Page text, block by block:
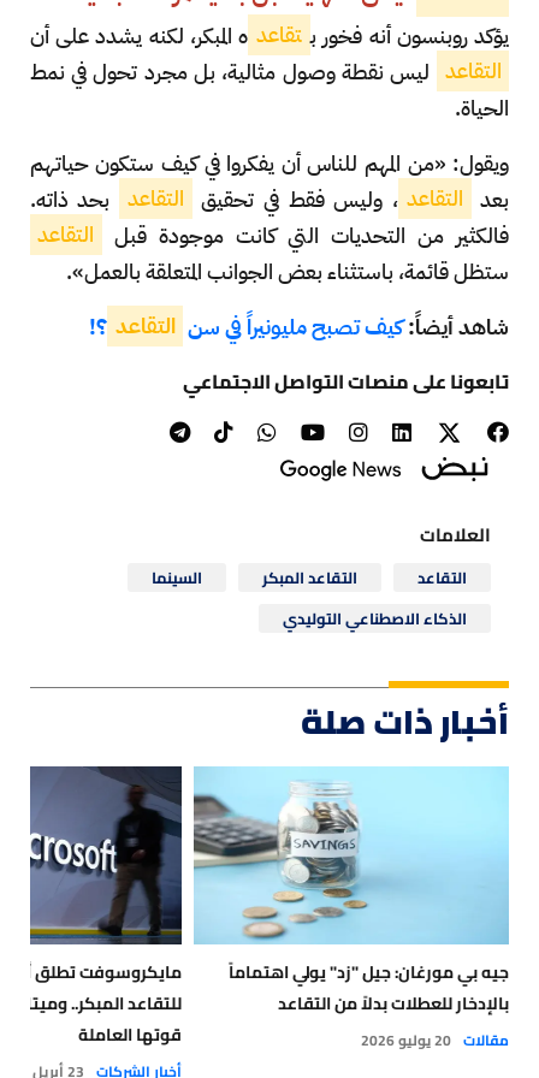
يؤكد روبنسون أنه فخور ب تقاعد ه المبكر، لكنه يشدد على أن
التقاعد ليس نقطة وصول مثالية، بل مجرد تحول في نمط
الحياة.
ويقول: «من المهم للناس أن يفكروا في كيف ستكون حياتهم
بعد التقاعد ، وليس فقط في تحقيق التقاعد بحد ذاته.
فالكثير من التحديات التي كانت موجودة قبل
التقاعد
ستظل قائمة، باستثناء بعض الجوانب المتعلقة بالعمل».
شاهد أيضاً:كيف تصبح مليونيراً في سن التقاعد ؟!
تابعونا على منصات التواصل الاجتماعي
العلامات
التقاعد التقاعد المبكر
السينما
الذكاء الاصطناعي التوليدي
أخبار ذات صلة
جيه بي مورغان: جيل "زد" يولي اهتماماً
بالإدخار للعطلات بدلاً من التقاعد
مقالات 20 يوليو 2026
مايكروسوفت تطلق أول
قوتها العاملة
أخبار الشركات 23 أبريل 2026